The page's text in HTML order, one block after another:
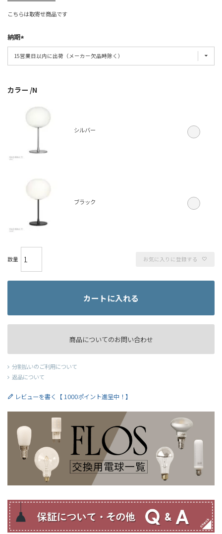
こちらは取寄せ商品です
納期
カラー N
シルバー
ブラック
お気に入りに登録する
カートに入れる
商品についてのお問い合わせ
分割払いのご利用について
返品について
レビューを書く【 1000ポイント進呈中！】